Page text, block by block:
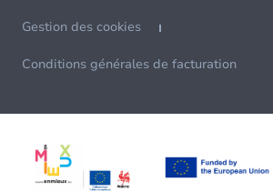
Gestion des cookies
Conditions générales de facturation